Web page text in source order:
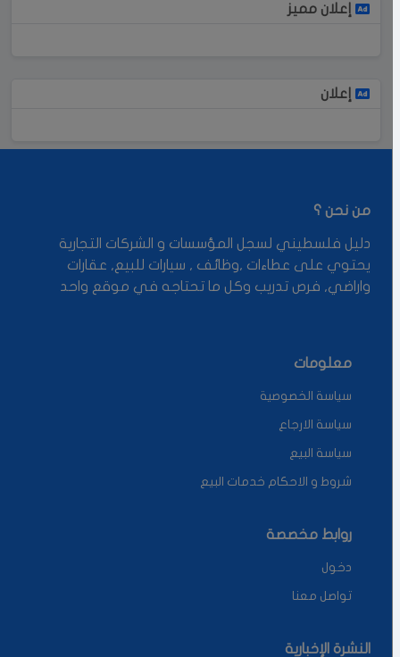
إعلان مميز
إعلان
من نحن ؟
دليل فلسطيني لسجل المؤسسات و الشركات التجارية
يحتوي على عطاءات ,وظائف , سيارات للبيع, عقارات
واراضي, فرص تدريب وكل ما تحتاجه في موقع واحد
معلومات
سياسة الخصوصية
سياسة الارجاع
سياسة البيع
شروط و الاحكام خدمات البيع
روابط مخصصة
دخول
تواصل معنا
النشرة الإخبارية